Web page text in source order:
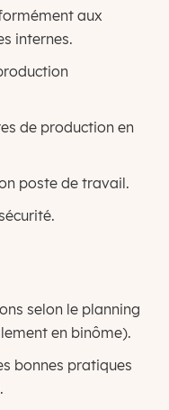
aux
internes.
de production en
poste de travail.
selon le planning
en binôme).
bonnes pratiques